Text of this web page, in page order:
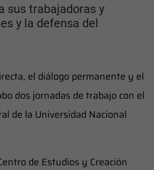
sus trabajadoras y
y la defensa del
el diálogo permanente y el
dos jornadas de trabajo con el
de la Universidad Nacional
de Estudios y Creación